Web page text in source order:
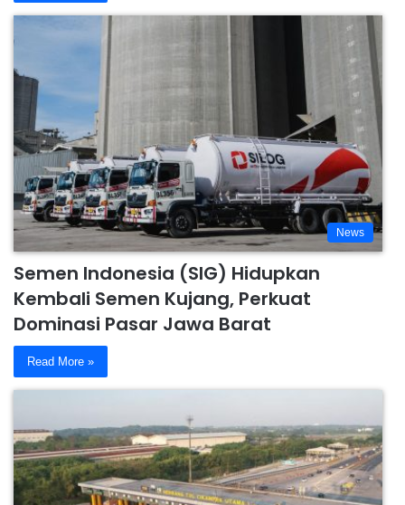
News
Semen Indonesia (SIG) Hidupkan
Kembali Semen Kujang, Perkuat
Dominasi Pasar Jawa Barat
Read More »